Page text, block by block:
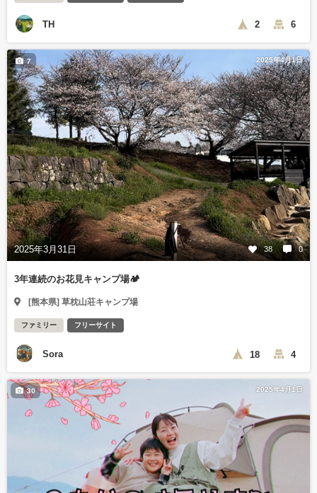
TH 2 6
2025年4月1日
2025年3月31日 38 0
7
3年連続のお花見キャンプ場🏕️
[熊本県] 草枕山荘キャンプ場
ファミリー フリーサイト
Sora 18 4
2025年4月1日
30